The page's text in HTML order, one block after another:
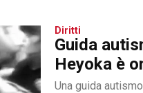
Diritti
Guida
Heyoka è
Una guida